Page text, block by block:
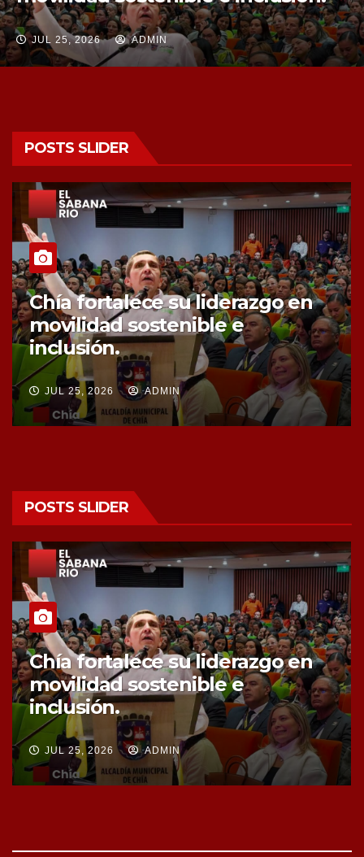
JUL 25, 2026 ADMIN
POSTS SLIDER
Chía fortalece la protección de
sus fuentes hídricas con la
compra de tres nuevos predios
JUL 25, 2026 ADMIN
POSTS SLIDER
Chía fortalece la protección de
sus fuentes hídricas con la
compra de tres nuevos predios
JUL 25, 2026 ADMIN